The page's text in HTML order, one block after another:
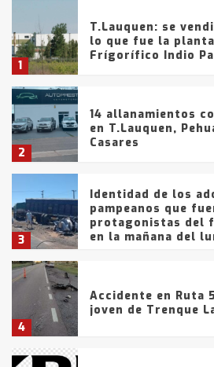
1
T.Lauquen: se
lo que fue la
Frígorífico Indio
2
14 allanamientos
en T.Lauquen,
Casares
3
Identidad de los
pampeanos que
protagonistas del
en la mañana del
4
Accidente en Ruta
joven de Trenque